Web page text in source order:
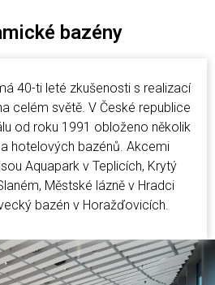
bazény
40-ti leté zkušenosti s realizací
celém světě. V České republice
od roku 1991 obloženo několik
hotelových bazénů. Akcemi
Aquapark v Teplicích, Krytý
Městské lázně v Hradci
bazén v Horažďovicích.